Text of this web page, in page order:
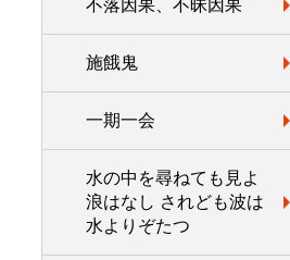
不落因果、不昧因果
施餓鬼
一期一会
水の中を尋ねても見よ
浪はなし されども波は
水よりぞたつ